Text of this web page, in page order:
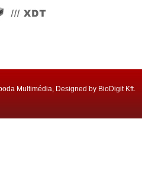
Multimédia, Designed by BioDigit Kft.